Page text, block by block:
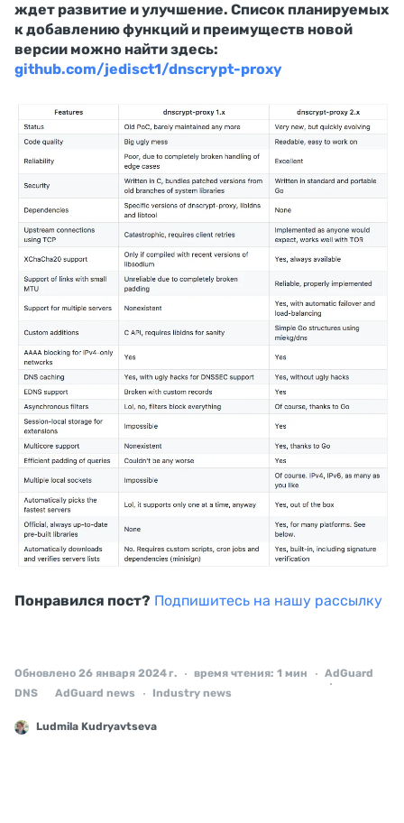
ждет развитие и улучшение. Список планируемых
к добавлению функций и преимуществ новой
версии можно найти здесь:
github.com/jedisct1/dnscrypt-proxy
Понравился пост? Подпишитесь на нашу рассылку
Обновлено 26 января 2024 г. время чтения: 1 мин
AdGuard
DNS
AdGuard news Industry news
Ludmila Kudryavtseva